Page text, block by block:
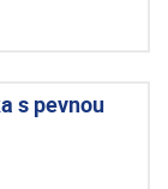
s pevnou